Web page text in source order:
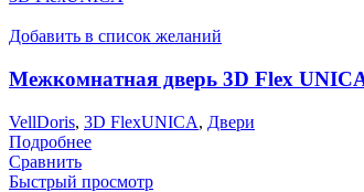
Добавить в список желаний
Межкомнатная дверь 3D Flex UNICA
VellDoris, 3D FlexUNICA, Двери
Подробнее
Сравнить
Быстрый просмотр